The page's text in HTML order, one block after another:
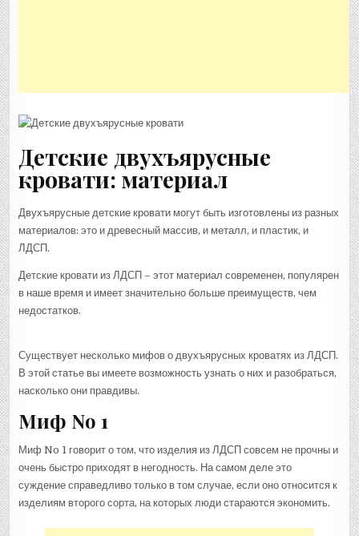
Детские двухъярусные
кровати: материал
Двухъярусные детские кровати могут быть изготовлены из разных
материалов: это и древесный массив, и металл, и пластик, и
ЛДСП.
Детские кровати из ЛДСП – этот материал современен, популярен
в наше время и имеет значительно больше преимуществ, чем
недостатков.
Существует несколько мифов о двухъярусных кроватях из ЛДСП.
В этой статье вы имеете возможность узнать о них и разобраться,
насколько они правдивы.
Миф No 1
Миф No 1 говорит о том, что изделия из ЛДСП совсем не прочны и
очень быстро приходят в негодность. На самом деле это
суждение справедливо только в том случае, если оно относится к
изделиям второго сорта, на которых люди стараются экономить.